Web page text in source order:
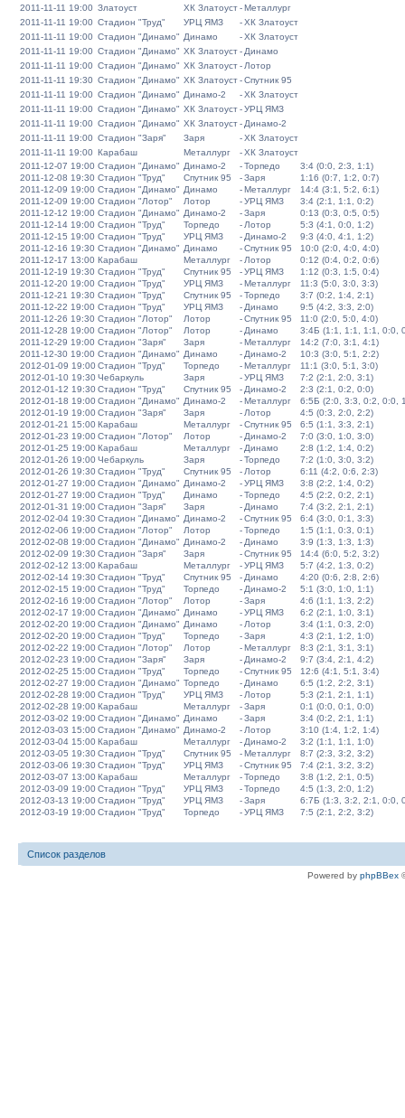
2011-11-11 19:00 Златоуст ХК Златоуст-Металлург
2011-11-11 19:00 Стадион "Труд" УРЦ ЯМЗ -ХК Златоуст
2011-11-11 19:00 Стадион "Динамо" Динамо -ХК Златоуст
2011-11-11 19:00 Стадион "Динамо" ХК Златоуст- Динамо
2011-11-11 19:00 Стадион "Динамо" ХК Златоуст- Лотор
2011-11-11 19:30 Стадион "Динамо" ХК Златоуст-Спутник 95
2011-11-11 19:00 Стадион "Динамо" Динамо-2 -ХК Златоуст
2011-11-11 19:00 Стадион "Динамо" ХК Златоуст-УРЦ ЯМЗ
2011-11-11 19:00 Стадион "Динамо" ХК Златоуст- Динамо-2
2011-11-11 19:00 Стадион "Заря" Заря -ХК Златоуст
2011-11-11 19:00 Карабаш Металлург -ХК Златоуст
2011-12-07 19:00 Стадион "Динамо" Динамо-2 -Торпедо
3:4 (0:0, 2:3, 1:1)
2011-12-08 19:30 Стадион "Труд" Спутник 95 -Заря
1:16 (0:7, 1:2, 0:7)
2011-12-09 19:00 Стадион "Динамо" Динамо -Металлург
14:4 (3:1, 5:2, 6:1)
2011-12-09 19:00 Стадион "Лотор" Лотор -УРЦ ЯМЗ
3:4 (2:1, 1:1, 0:2)
2011-12-12 19:00 Стадион "Динамо" Динамо-2 -Заря
0:13 (0:3, 0:5, 0:5)
2011-12-14 19:00 Стадион "Труд" Торпедо - Лотор
5:3 (4:1, 0:0, 1:2)
2011-12-15 19:00 Стадион "Труд" УРЦ ЯМЗ - Динамо-2
9:3 (4:0, 4:1, 1:2)
2011-12-16 19:30 Стадион "Динамо" Динамо -Спутник 95
10:0 (2:0, 4:0, 4:0)
2011-12-17 13:00 Карабаш Металлург - Лотор
0:12 (0:4, 0:2, 0:6)
2011-12-19 19:30 Стадион "Труд" Спутник 95 -УРЦ ЯМЗ
1:12 (0:3, 1:5, 0:4)
2011-12-20 19:00 Стадион "Труд" УРЦ ЯМЗ -Металлург
11:3 (5:0, 3:0, 3:3)
2011-12-21 19:30 Стадион "Труд" Спутник 95 -Торпедо
3:7 (0:2, 1:4, 2:1)
2011-12-22 19:00 Стадион "Труд" УРЦ ЯМЗ - Динамо
9:5 (4:2, 3:3, 2:0)
2011-12-26 19:30 Стадион "Лотор" Лотор -Спутник 95
11:0 (2:0, 5:0, 4:0)
2011-12-28 19:00 Стадион "Лотор" Лотор - Динамо
3:4Б (1:1, 1:1, 1:1, 0:0,
2011-12-29 19:00 Стадион "Заря" Заря -Металлург
14:2 (7:0, 3:1, 4:1)
2011-12-30 19:00 Стадион "Динамо" Динамо - Динамо-2
10:3 (3:0, 5:1, 2:2)
2012-01-09 19:00Стадион "Труд" Торпедо -Металлург
11:1 (3:0, 5:1, 3:0)
2012-01-10 19:30Чебаркуль Заря -УРЦ ЯМЗ
7:2 (2:1, 2:0, 3:1)
2012-01-12 19:30Стадион "Труд" Спутник 95 - Динамо-2
2:3 (2:1, 0:2, 0:0)
2012-01-18 19:00Стадион "Динамо" Динамо-2 -Металлург
6:5Б (2:0, 3:3, 0:2, 0:0,
2012-01-19 19:00Стадион "Заря" Заря - Лотор
4:5 (0:3, 2:0, 2:2)
2012-01-21 15:00Карабаш Металлург -Спутник 95
6:5 (1:1, 3:3, 2:1)
2012-01-23 19:00Стадион "Лотор" Лотор - Динамо-2
7:0 (3:0, 1:0, 3:0)
2012-01-25 19:00Карабаш Металлург - Динамо
2:8 (1:2, 1:4, 0:2)
2012-01-26 19:00Чебаркуль Заря -Торпедо
7:2 (1:0, 3:0, 3:2)
2012-01-26 19:30Стадион "Труд" Спутник 95 - Лотор
6:11 (4:2, 0:6, 2:3)
2012-01-27 19:00Стадион "Динамо" Динамо-2 -УРЦ ЯМЗ
3:8 (2:2, 1:4, 0:2)
2012-01-27 19:00Стадион "Труд" Динамо -Торпедо
4:5 (2:2, 0:2, 2:1)
2012-01-31 19:00Стадион "Заря" Заря - Динамо
7:4 (3:2, 2:1, 2:1)
2012-02-04 19:30Стадион "Динамо" Динамо-2 -Спутник 95
6:4 (3:0, 0:1, 3:3)
2012-02-06 19:00Стадион "Лотор" Лотор -Торпедо
1:5 (1:1, 0:3, 0:1)
2012-02-08 19:00Стадион "Динамо" Динамо-2 - Динамо
3:9 (1:3, 1:3, 1:3)
2012-02-09 19:30Стадион "Заря" Заря -Спутник 95
14:4 (6:0, 5:2, 3:2)
2012-02-12 13:00Карабаш Металлург -УРЦ ЯМЗ
5:7 (4:2, 1:3, 0:2)
2012-02-14 19:30Стадион "Труд" Спутник 95 - Динамо
4:20 (0:6, 2:8, 2:6)
2012-02-15 19:00Стадион "Труд" Торпедо - Динамо-2
5:1 (3:0, 1:0, 1:1)
2012-02-16 19:00Стадион "Лотор" Лотор -Заря
4:6 (1:1, 1:3, 2:2)
2012-02-17 19:00Стадион "Динамо" Динамо -УРЦ ЯМЗ
6:2 (2:1, 1:0, 3:1)
2012-02-20 19:00Стадион "Динамо" Динамо - Лотор
3:4 (1:1, 0:3, 2:0)
2012-02-20 19:00Стадион "Труд" Торпедо -Заря
4:3 (2:1, 1:2, 1:0)
2012-02-22 19:00Стадион "Лотор" Лотор -Металлург
8:3 (2:1, 3:1, 3:1)
2012-02-23 19:00Стадион "Заря" Заря - Динамо-2
9:7 (3:4, 2:1, 4:2)
2012-02-25 15:00Стадион "Труд" Торпедо -Спутник 95
12:6 (4:1, 5:1, 3:4)
2012-02-27 19:00Стадион "Динамо" Торпедо - Динамо
6:5 (1:2, 2:2, 3:1)
2012-02-28 19:00Стадион "Труд" УРЦ ЯМЗ - Лотор
5:3 (2:1, 2:1, 1:1)
2012-02-28 19:00Карабаш Металлург -Заря
0:1 (0:0, 0:1, 0:0)
2012-03-02 19:00Стадион "Динамо" Динамо -Заря
3:4 (0:2, 2:1, 1:1)
2012-03-03 15:00Стадион "Динамо" Динамо-2 - Лотор
3:10 (1:4, 1:2, 1:4)
2012-03-04 15:00Карабаш Металлург - Динамо-2
3:2 (1:1, 1:1, 1:0)
2012-03-05 19:30Стадион "Труд" Спутник 95 -Металлург
8:7 (2:3, 3:2, 3:2)
2012-03-06 19:30Стадион "Труд" УРЦ ЯМЗ -Спутник 95
7:4 (2:1, 3:2, 3:2)
2012-03-07 13:00Карабаш Металлург -Торпедо
3:8 (1:2, 2:1, 0:5)
2012-03-09 19:00Стадион "Труд" УРЦ ЯМЗ -Торпедо
4:5 (1:3, 2:0, 1:2)
2012-03-13 19:00Стадион "Труд" УРЦ ЯМЗ -Заря
6:7Б (1:3, 3:2, 2:1, 0:0,
2012-03-19 19:00Стадион "Труд" Торпедо -УРЦ ЯМЗ 7:5 (2:1, 2:2, 3:2)
Список разделов
Powered by phpBBex